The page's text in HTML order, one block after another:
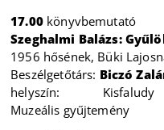
17.00könyvbemutató
Szeghalmi Balázs:
1956 hősének, Büki
Beszélgetőtárs: Biczó
helyszín:
Muzeális gyűjtemény